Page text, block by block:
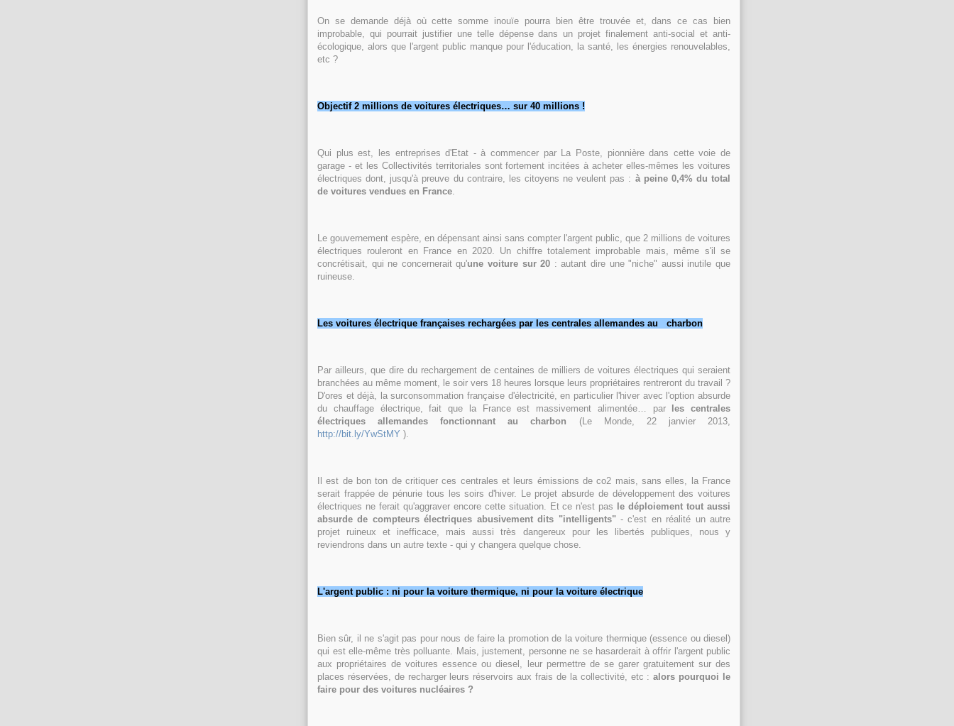
On se demande déjà où cette somme inouïe pourra bien être trouvée et, dans ce cas bien
improbable, qui pourrait justifier une telle dépense dans un projet finalement anti-social et anti-
écologique, alors que l'argent public manque pour l'éducation, la santé, les énergies renouvelables,
etc ?
Objectif 2 millions de voitures électriques… sur 40 millions !
Qui plus est, les entreprises d'Etat - à commencer par La Poste, pionnière dans cette voie de
garage - et les Collectivités territoriales sont fortement incitées à acheter elles-mêmes les voitures
électriques dont, jusqu'à preuve du contraire, les citoyens ne veulent pas : à peine 0,4% du total
de voitures vendues en France.
Le gouvernement espère, en dépensant ainsi sans compter l'argent public, que 2 millions de voitures
électriques rouleront en France en 2020. Un chiffre totalement improbable mais, même s'il se
concrétisait, qui ne concernerait qu'une voiture sur 20 : autant dire une "niche" aussi inutile que
ruineuse.
Les voitures électrique françaises rechargées par les centrales allemandes au charbon
Par ailleurs, que dire du rechargement de centaines de milliers de voitures électriques qui seraient
branchées au même moment, le soir vers 18 heures lorsque leurs propriétaires rentreront du travail ?
D'ores et déjà, la surconsommation française d'électricité, en particulier l'hiver avec l'option absurde
du chauffage électrique, fait que la France est massivement alimentée… par
les centrales
électriques allemandes fonctionnant au charbon (Le Monde, 22 janvier 2013,
http://bit.ly/YwStMY ).
Il est de bon ton de critiquer ces centrales et leurs émissions de co2 mais, sans elles, la France
serait frappée de pénurie tous les soirs d'hiver. Le projet absurde de développement des voitures
électriques ne ferait qu'aggraver encore cette situation. Et ce n'est pas
le déploiement tout aussi
absurde de compteurs électriques abusivement dits "intelligents"- c'est en réalité un autre
projet ruineux et inefficace, mais aussi très dangereux pour les libertés publiques, nous y
reviendrons dans un autre texte - qui y changera quelque chose.
L'argent public : ni pour la voiture thermique, ni pour la voiture électrique
Bien sûr, il ne s'agit pas pour nous de faire la promotion de la voiture thermique (essence ou diesel)
qui est elle-même très polluante. Mais, justement, personne ne se hasarderait à offrir l'argent public
aux propriétaires de voitures essence ou diesel, leur permettre de se garer gratuitement sur des
places réservées, de recharger leurs réservoirs aux frais de la collectivité, etc :alors pourquoi le
faire pour des voitures nucléaires ?